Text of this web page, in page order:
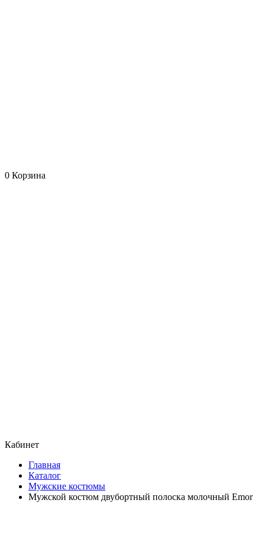
0 Корзина
Кабинет
Главная
Каталог
Мужские костюмы
Мужской костюм двубортный полоска молочный Emor